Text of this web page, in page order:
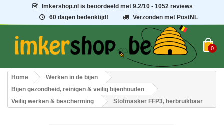
Imkershop.nl is beoordeeld met9.2/10 - 1052 reviews
60 dagen bedenktijd!
Verzonden met PostNL
0
Home
Werken in de bijen
Bijen gezondheid, reinigen & veilig bijenhouden
Veilig werken & bescherming
Stofmasker FFP3, herbruikbaar